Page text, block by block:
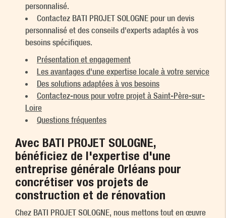
personnalisé.
Contactez BATI PROJET SOLOGNE pour un devis
personnalisé et des conseils d'experts adaptés à vos
besoins spécifiques.
Présentation et engagement
Les avantages d'une expertise locale à votre service
Des solutions adaptées à vos besoins
Contactez-nous pour votre projet à Saint-Père-sur-
Loire
Questions fréquentes
Avec BATI PROJET SOLOGNE,
bénéficiez de l'expertise d'une
entreprise générale Orléans pour
concrétiser vos projets de
construction et de rénovation
Chez BATI PROJET SOLOGNE, nous mettons tout en œuvre